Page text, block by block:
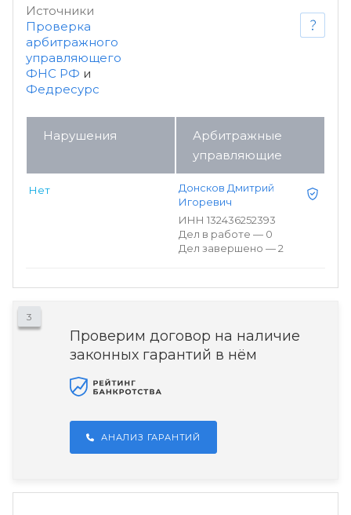
Источники
Проверка
арбитражного
управляющего
ФНС РФ и
Федресурс
Нарушения
Арбитражные
управляющие
Нет
Донсков Дмитрий
Игоревич
ИНН 132436252393
Дел в работе — 0
Дел завершено — 2
3
Проверим договор на наличие
законных гарантий в нём
АНАЛИЗ ГАРАНТИЙ